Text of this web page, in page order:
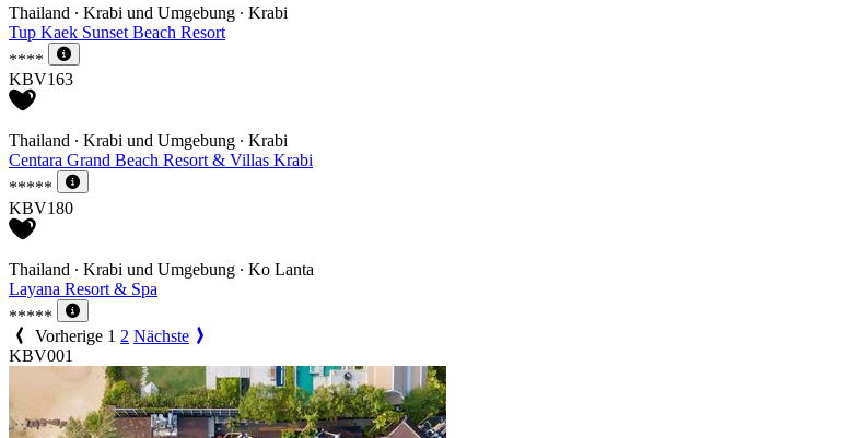
Thailand ∙ Krabi und Umgebung ∙ Krabi
Tup Kaek Sunset Beach Resort
****
KBV163
Thailand ∙ Krabi und Umgebung ∙ Krabi
Centara Grand Beach Resort & Villas Krabi
*****
KBV180
Thailand ∙ Krabi und Umgebung ∙ Ko Lanta
Layana Resort & Spa
*****
Vorherige 1 2 Nächste
KBV001